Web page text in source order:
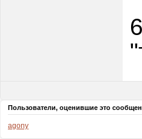
Пользователи, оценившие это
agony